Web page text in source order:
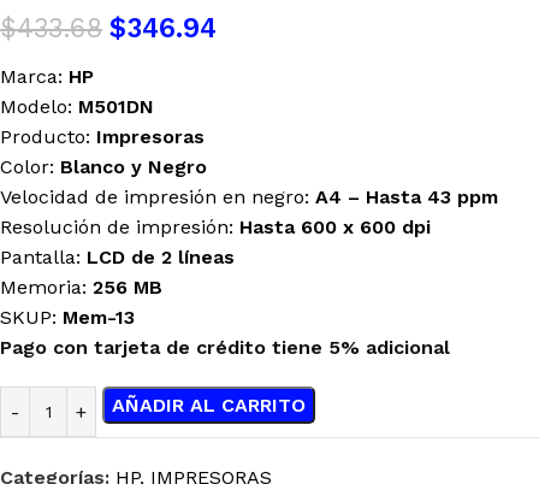
$433.68 $346.94
Marca: HP
Modelo: M501DN
Producto: Impresoras
Color: Blanco y Negro
Velocidad de impresión en negro: A4 – Hasta 43 ppm
Resolución de impresión: Hasta 600 x 600 dpi
Pantalla: LCD de 2 líneas
Memoria: 256 MB
SKUP: Mem-13
Pago con tarjeta de crédito tiene 5% adicional
AÑADIR AL CARRITO
Categorías: HP, IMPRESORAS